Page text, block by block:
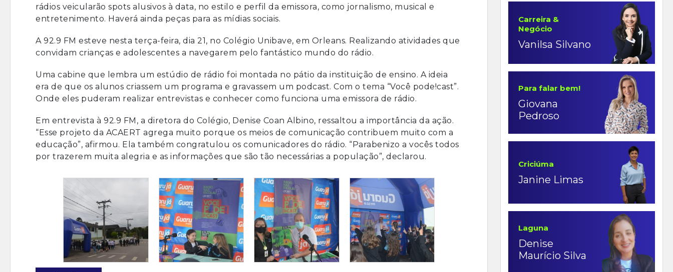
rádios veicularão spots alusivos à data, no estilo e perfil da emissora, como jornalismo, musical e
entretenimento. Haverá ainda peças para as mídias sociais.
A 92.9 FM esteve nesta terça-feira, dia 21, no Colégio Unibave, em Orleans. Realizando atividades que
convidam crianças e adolescentes a navegarem pelo fantástico mundo do rádio.
Uma cabine que lembra um estúdio de rádio foi montada no pátio da instituição de ensino. A ideia
era de que os alunos criassem um programa e gravassem um podcast. Com o tema “Você pode!cast”.
Onde eles puderam realizar entrevistas e conhecer como funciona uma emissora de rádio.
Em entrevista à 92.9 FM, a diretora do Colégio, Denise Coan Albino, ressaltou a importância da ação.
“Esse projeto da ACAERT agrega muito porque os meios de comunicação contribuem muito com a
educação”, afirmou. Ela também congratulou os comunicadores do rádio. “Parabenizo a vocês todos
por trazerem muita alegria e as informações que são tão necessárias a população”, declarou.
Carreira &
Negócio
Vanilsa Silvano
Para falar bem!
Giovana
Pedroso
Criciúma
Janine Limas
Laguna
Denise
Maurício Silva